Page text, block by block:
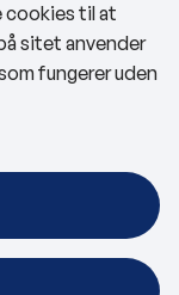
cookies til at
sitet anvender
fungerer uden